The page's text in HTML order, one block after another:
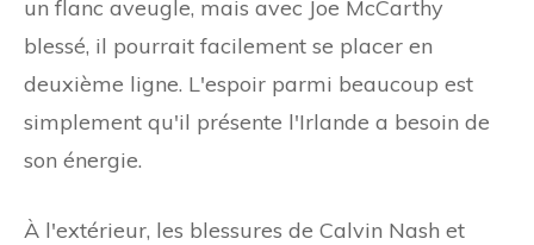
un flanc aveugle, mais avec Joe McCarthy
blessé, il pourrait facilement se placer en
deuxième ligne. L'espoir parmi beaucoup est
simplement qu'il présente l'Irlande a besoin de
son énergie.
À l'extérieur, les blessures de Calvin Nash et